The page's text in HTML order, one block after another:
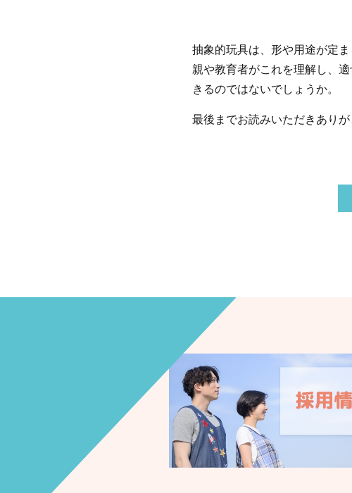
抽象的玩具は、形や用途が定
親や教育者がこれを理解し、
きるのではないでしょうか。
最後までお読みいただきありが
関してはこちらよりご確認